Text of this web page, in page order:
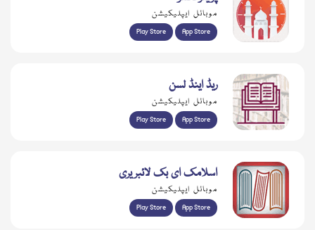
موبائل ایپلیکیشن
Play Store App Store
ریڈ اینڈ لسن
موبائل ایپلیکیشن
Play Store App Store
اسلامک ای بک لائبریری
موبائل ایپلیکیشن
Play Store App Store